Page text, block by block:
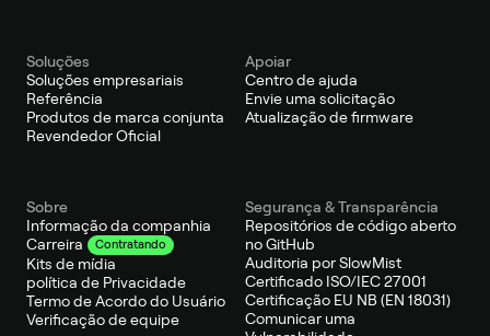
Soluções
Soluções empresariais
Referência
Produtos de marca conjunta
Revendedor Oficial
Apoiar
Centro de ajuda
Envie uma solicitação
Atualização de firmware
Sobre
Informação da companhia
Carreira
Contratando
Kits de mídia
política de Privacidade
Termo de Acordo do Usuário
Verificação de equipe
Segurança & Transparência
Repositórios de código aberto
no GitHub
Auditoria por SlowMist
Certificado ISO/IEC 27001
Certificação EU NB (EN 18031)
Comunicar uma